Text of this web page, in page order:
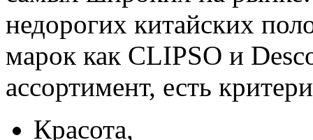
недорогих китайских
марок как CLIPSO и
ассортимент, есть
Красота,